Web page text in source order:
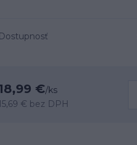
Dostupnosť
€/ks
€ bez DPH